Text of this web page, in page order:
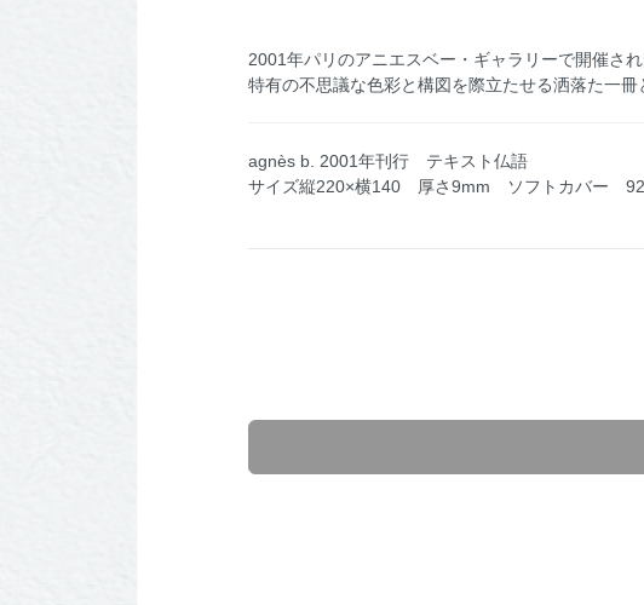
2001年パリのアニエスベー・ギャラリーで開催さ
特有の不思議な色彩と構図を際立たせる洒落た一冊
agnès b. 2001年刊行 テキスト仏語
サイズ縦220×横140 厚さ9mm ソフトカバー 92